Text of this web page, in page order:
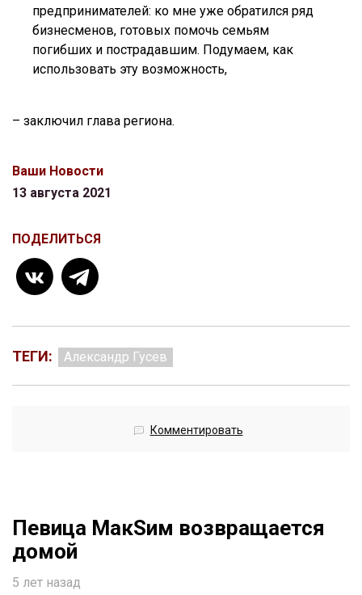
предпринимателей: ко мне уже обратился ряд
бизнесменов, готовых помочь семьям
погибших и пострадавшим. Подумаем, как
использовать эту возможность,
– заключил глава региона.
Ваши Новости
13 августа 2021
ПОДЕЛИТЬСЯ
ТЕГИ: Александр Гусев
Комментировать
Певица МакSим возвращается
домой
5 лет назад